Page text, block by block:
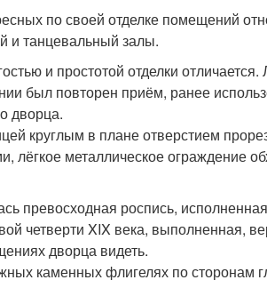
по своей отделке помещений
и танцевальный залы.
и простотой отделки
был повторен приём, ранее
дворца.
круглым в плане отверстием
лёгкое металлическое ограждение
превосходная роспись,
четверти XIX века, выполненная,
дворца видеть.
каменных флигелях по сторонам